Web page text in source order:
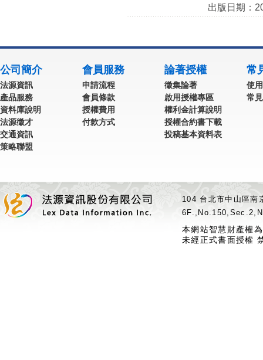
出版日期：
公司簡介
法源資訊
產品服務
資料庫說明
法源徵才
交通資訊
策略聯盟
會員服務
申請流程
會員條款
授權費用
付款方式
論著授權
徵集論著
啟用授權專區
權利金計算說明
授權合約書下載
投稿基本資料表
常
使
常
104 台北市中山區
本網站智慧財產權
未經正式書面授權